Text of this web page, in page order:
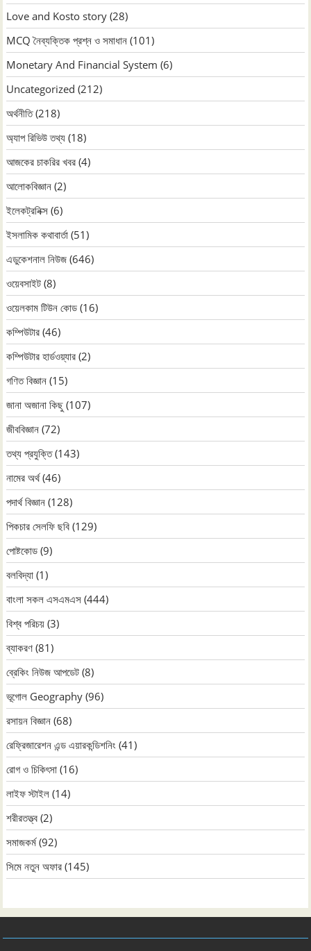
Love and Kosto story (28)
MCQ নৈব্যক্তিক প্রশ্ন ও সমাধান (101)
Monetary And Financial System (6)
Uncategorized (212)
অর্থনীতি(218)
অ্যাপ রিভিউ তথ্য (18)
আজকের চাকরির খবর (4)
আলোকবিজ্ঞান (2)
ইলেকট্রনিক্স (6)
ইসলামিক কথাবার্তা (51)
এডুকেশনাল নিউজ (646)
ওয়েবসাইট (8)
ওয়েলকাম টিউন কোড (16)
কম্পিউটার (46)
কম্পিউটার হার্ডওয়্যার (2)
গণিত বিজ্ঞান (15)
জানা অজানা কিছু (107)
জীববিজ্ঞান (72)
তথ্য প্রযুক্তি(143)
নামের অর্থ(46)
পদার্থ বিজ্ঞান (128)
পিকচার সেলফি ছবি (129)
পোষ্টকোড (9)
বলবিদ্যা (1)
বাংলা সকল এসএমএস (444)
বিশ্ব পরিচয় (3)
ব্যাকরণ (81)
ব্রেকিং নিউজ আপডেট (8)
ভূগোল Geography (96)
রসায়ন বিজ্ঞান (68)
রেফ্রিজারেশন এন্ড এয়ারকন্ডিশনিং (41)
রোগ ও চিকিৎসা (16)
লাইফ স্টাইল (14)
শরীরতত্ত্ব (2)
সমাজকর্ম(92)
সিমে নতুন ‍অফার (145)